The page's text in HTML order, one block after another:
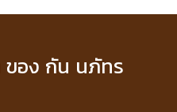
ของ กัน นภัทร